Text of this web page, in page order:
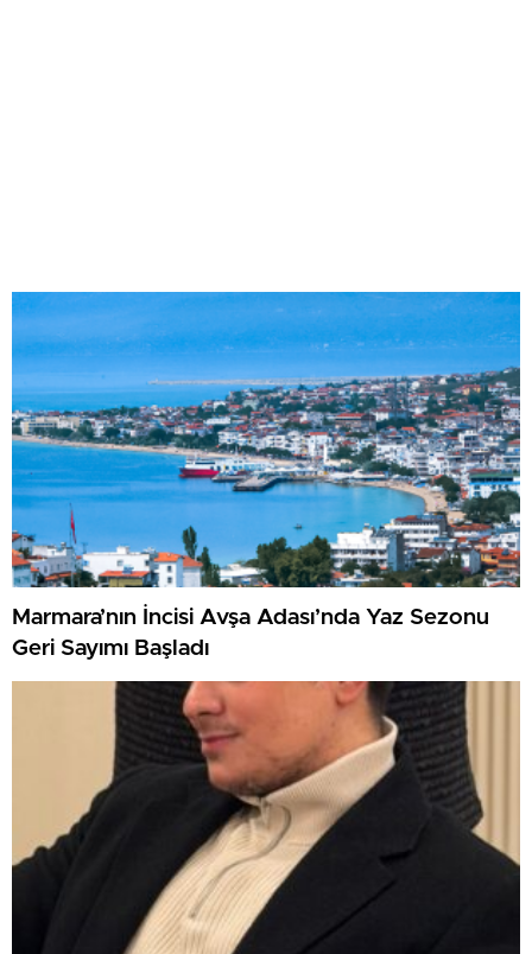
Marmara’nın İncisi Avşa Adası’nda Yaz Sezonu
Geri Sayımı Başladı